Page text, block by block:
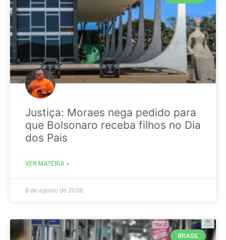
Justiça: Moraes nega pedido para
que Bolsonaro receba filhos no Dia
dos Pais
VER MATÉRIA »
8 de agosto de 2026
BRASIL